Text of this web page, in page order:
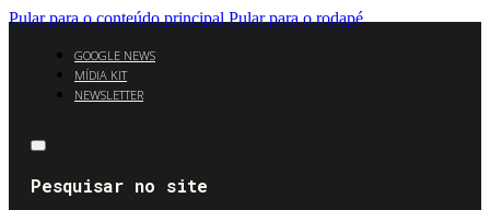
Pular para o conteúdo principal Pular para o rodapé
GOOGLE NEWS
MÍDIA KIT
NEWSLETTER
Pesquisar no site